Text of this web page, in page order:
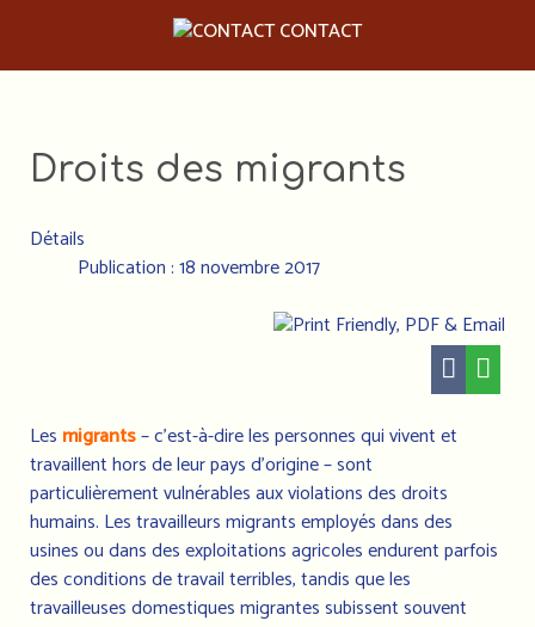
CONTACT
Droits des migrants
Détails
Publication : 18 novembre 2017
Les migrants– c'est-à-dire les personnes qui vivent et
travaillent hors de leur pays d'origine – sont
particulièrement vulnérables aux violations des droits
humains. Les travailleurs migrants employés dans des
usines ou dans des exploitations agricoles endurent parfois
des conditions de travail terribles, tandis que les
travailleuses domestiques migrantes subissent souvent